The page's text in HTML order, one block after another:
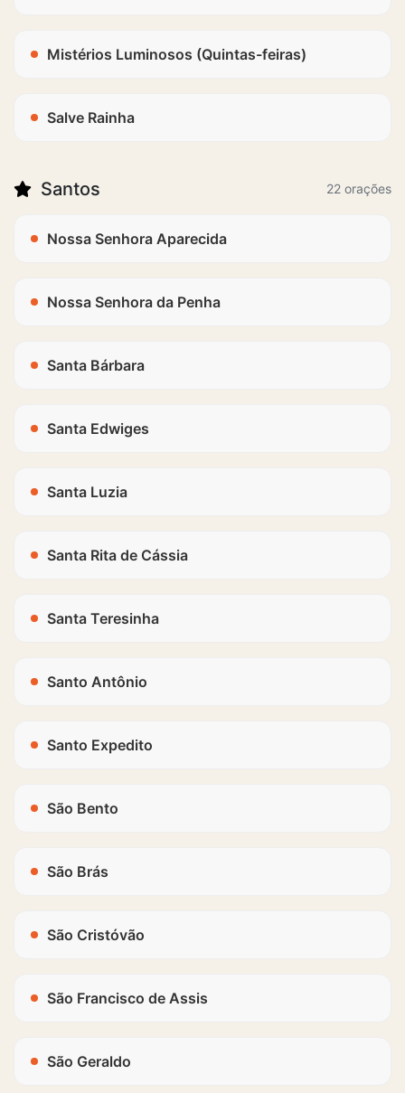
Mistérios Luminosos (Quintas-feiras)
Salve Rainha
Santos 22 orações
Nossa Senhora Aparecida
Nossa Senhora da Penha
Santa Bárbara
Santa Edwiges
Santa Luzia
Santa Rita de Cássia
Santa Teresinha
Santo Antônio
Santo Expedito
São Bento
São Brás
São Cristóvão
São Francisco de Assis
São Geraldo